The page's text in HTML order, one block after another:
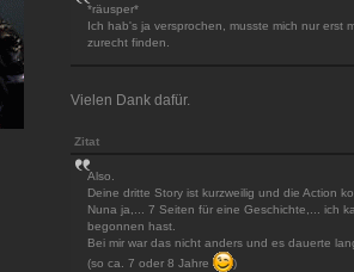
*räusper*
Ich hab's ja versprochen, musste mich nur erst
zurecht finden.
Vielen Dank dafür.
Zitat
Also.
Deine dritte Story ist kurzweilig und die Action
Nuna ja,... 7 Seiten für eine Geschichte,... ich
begonnen hast.
Bei mir war das nicht anders und es dauerte
(so ca. 7 oder 8 Jahre
)